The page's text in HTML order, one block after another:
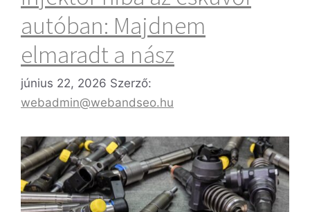
autóban: Majdnem
elmaradt a nász
június 22, 2026 Szerző:
webadmin@webandseo.hu